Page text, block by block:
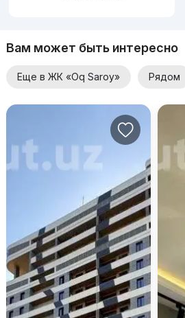
Вам может быть интересно
Еще в ЖК «Oq Saroy» Рядом